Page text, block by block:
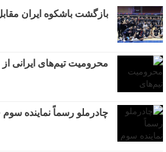
بازگشت باشکوه ایران
محرومیت تیم‌های ایرانی از
چادرملو رسماً نماینده سوم